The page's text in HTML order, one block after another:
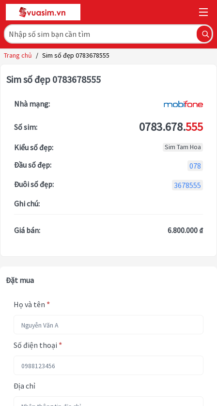
Trang chủ / Sim số đẹp 0783678555
Sim số đẹp 0783678555
Nhà mạng:
Số sim: 0783.678.555
Kiểu số đẹp: Sim Tam Hoa
Đầu số đẹp:
078
Đuôi số đẹp:
3678555
Ghi chú:
Giá bán: 6.800.000 ₫
Đặt mua
Họ và tên *
Số điện thoại *
Địa chỉ